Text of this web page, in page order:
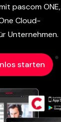
pascom ONE,
Cloud-
Unternehmen.
starten